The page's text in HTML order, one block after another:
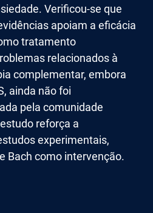
Verificou-se que
apoiam a eficácia
tratamento
relacionados à
complementar, embora
ainda não foi
pela comunidade
reforça a
experimentais,
Bach como intervenção.